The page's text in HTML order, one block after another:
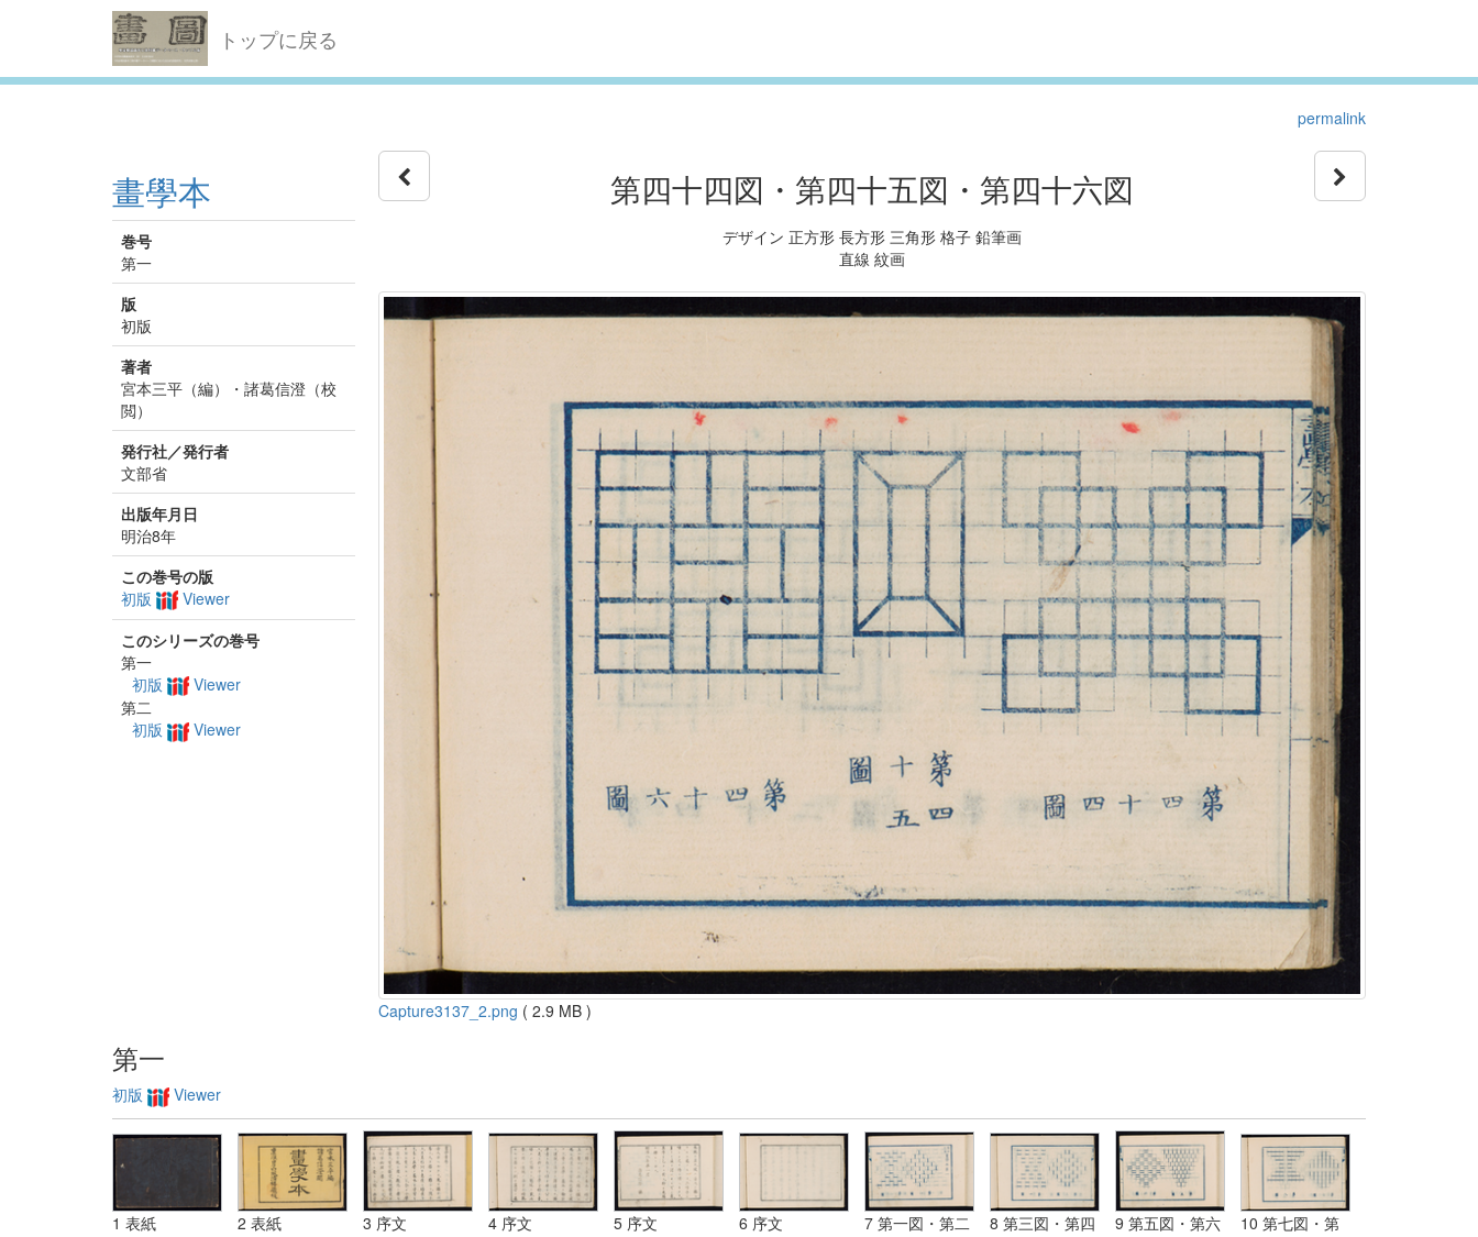
トップに戻る
permalink
畫學本
巻号
第一
版
初版
著者
宮本三平（編）・諸葛信澄（校
閲）
発行社／発行者
文部省
出版年月日
明治8年
この巻号の版
初版
Viewer
このシリーズの巻号
第一
初版
Viewer
第二
初版
Viewer
第四十四図・第四十五図・第四十六図
デザイン 正方形 長方形 三角形 格子 鉛筆画
直線 紋画
Capture3137_2.png ( 2.9 MB )
第一
初版 Viewer
1 表紙 2 表紙 3 序文 4 序文 5 序文 6 序文
7 第一図・第二
8 第三図・第四
9 第五図・第六
10 第七図・第